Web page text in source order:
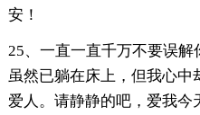
安！
25、一直一直千万不要误解
虽然已躺在床上，但我心中
爱人。请静静的吧，爱我今